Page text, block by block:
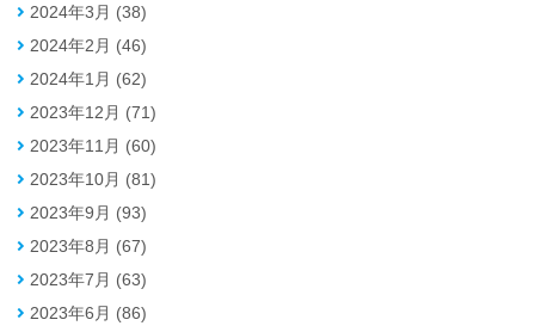
2024年3月 (38)
2024年2月 (46)
2024年1月 (62)
2023年12月 (71)
2023年11月 (60)
2023年10月 (81)
2023年9月 (93)
2023年8月 (67)
2023年7月 (63)
2023年6月 (86)